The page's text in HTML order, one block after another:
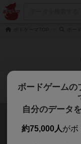
ボードゲームの
自分のデータ
約75,000人がボ